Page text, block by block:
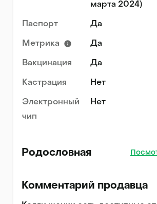
марта 2024)
Паспорт Да
Метрика Да
Вакцинация Да
Кастрация Нет
Электронный
чип
Нет
Родословная
Комментарий продавца